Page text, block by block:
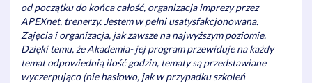
od początku do końca całość, organizacja imprezy przez
APEXnet, trenerzy. Jestem w pełni usatysfakcjonowana.
Zajęcia i organizacja, jak zawsze na najwyższym poziomie.
Dzięki temu, że Akademia- jej program przewiduje na każdy
temat odpowiednią ilość godzin, tematy są przedstawiane
wyczerpująco (nie hasłowo, jak w przypadku szkoleń